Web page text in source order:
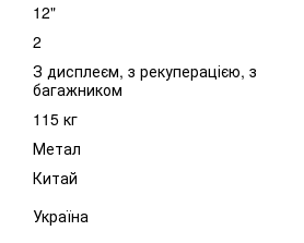
12"
2
З дисплеєм, з рекуперацією, з
багажником
115 кг
Метал
Китай
Україна